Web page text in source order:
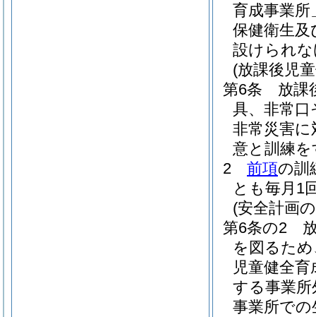
育成事業
保健衛生
設けられ
(放課後児
第6条
放課
具、非常
非常災害
意と訓練
2
前項の訓
とも毎月1
(安全計画
第6条の2
を図るた
児童健全
する事業
事業所で